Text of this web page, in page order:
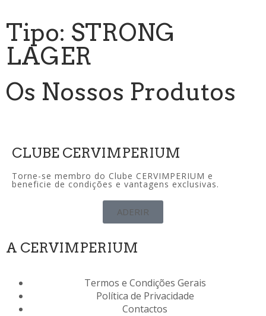
Tipo: STRONG
LAGER
Os Nossos Produtos
CLUBE CERVIMPERIUM
Torne-se membro do Clube CERVIMPERIUM e
beneficie de condições e vantagens exclusivas.
ADERIR
A CERVIMPERIUM
Termos e Condições Gerais
Política de Privacidade
Contactos